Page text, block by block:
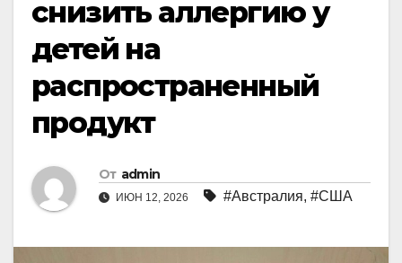
снизить аллергию у
детей на
распространенный
продукт
От admin
ИЮН 12, 2026 #Австралия, #США